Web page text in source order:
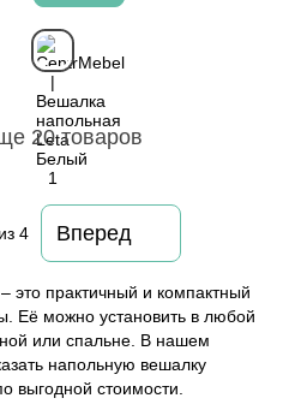
20 товаров
из 4 Вперед
это практичный и компактный
Её можно установить в любой
или спальне. В нашем
напольную вешалку
выгодной стоимости.